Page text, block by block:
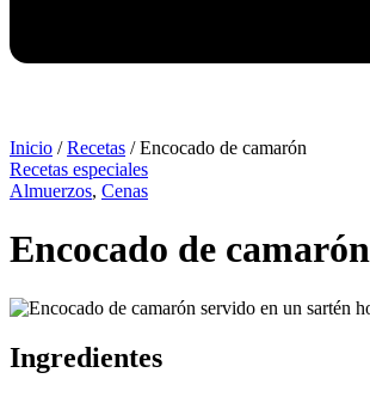
Inicio /Recetas /Encocado de camarón
Recetas especiales
Almuerzos, Cenas
Encocado de camarón
Ingredientes